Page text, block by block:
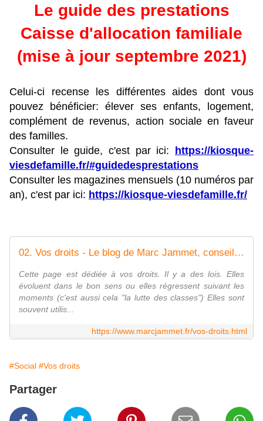
Le guide des prestations
Caisse d'allocation familiale
(mise à jour septembre 2021)
Celui-ci recense les différentes aides dont vous
pouvez bénéficier: élever ses enfants, logement,
complément de revenus, action sociale en faveur
des familles.
Consulter le guide, c'est par ici: https://kiosque-
viesdefamille.fr/#guidedesprestations
Consulter les magazines mensuels (10 numéros par
an), c'est par ici: https://kiosque-viesdefamille.fr/
02. Vos droits - Le blog de Marc Jammet, conseiller municipal PCF de Mantes la Jolie
Cette page est dédiée à vos droits. Il y a des lois. Elles
évoluent dans le bon sens ou elles régressent suivant les
moments (c'est aussi cela "la lutte des classes") Elles sont
souvent utilis...
https://www.marcjammet.fr/vos-droits.html
#Social #Vos droits
Partager